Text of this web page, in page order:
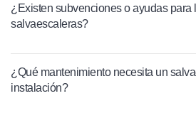
¿Existen subvenciones o ayudas para
salvaescaleras?
¿Qué mantenimiento necesita un
instalación?